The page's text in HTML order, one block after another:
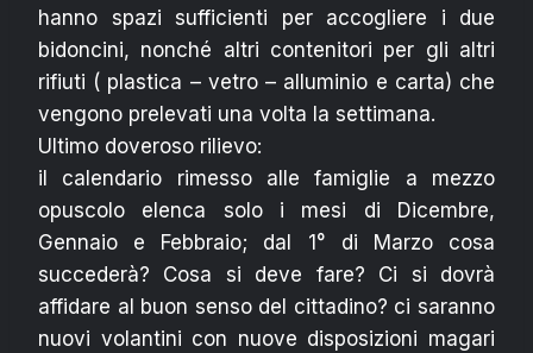
hanno spazi sufficienti per accogliere i due
bidoncini, nonché altri contenitori per gli altri
rifiuti ( plastica – vetro – alluminio e carta) che
vengono prelevati una volta la settimana.
Ultimo doveroso rilievo:
il calendario rimesso alle famiglie a mezzo
opuscolo elenca solo i mesi di Dicembre,
Gennaio e Febbraio; dal 1° di Marzo cosa
succederà? Cosa si deve fare? Ci si dovrà
affidare al buon senso del cittadino? ci saranno
nuovi volantini con nuove disposizioni magari